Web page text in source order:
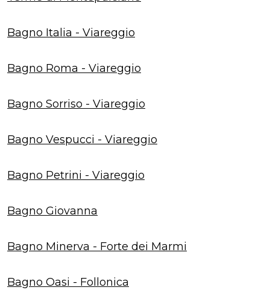
Bagno Italia - Viareggio
Bagno Roma - Viareggio
Bagno Sorriso - Viareggio
Bagno Vespucci - Viareggio
Bagno Petrini - Viareggio
Bagno Giovanna
Bagno Minerva - Forte dei Marmi
Bagno Oasi - Follonica